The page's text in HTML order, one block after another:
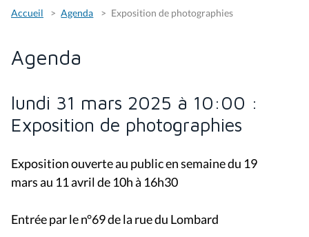
Accueil Agenda Exposition de photographies
Agenda
lundi 31 mars 2025 à 10:00 :
Exposition de photographies
Exposition ouverte au public en semaine du 19
mars au 11 avril de 10h à 16h30
Entrée par le n°69 de la rue du Lombard